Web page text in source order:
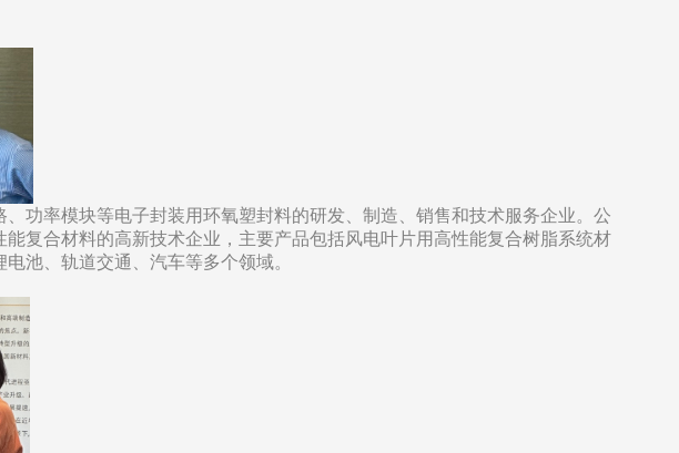
功率模块等电子封装用环氧塑封料的研发、制造、销售和技术服务企业。公
复合材料的高新技术企业，主要产品包括风电叶片用高性能复合树脂系统材
池、轨道交通、汽车等多个领域。